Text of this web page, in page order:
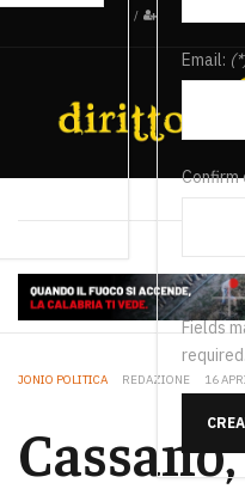
/
Email:
Confirm
Fields
required.
JONIO POLITICA REDAZIONE 16
Cassano,